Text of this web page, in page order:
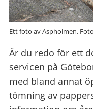
Ett foto av Aspholmen.
Är du redo för ett
servicen på
med bland annat
tömning av